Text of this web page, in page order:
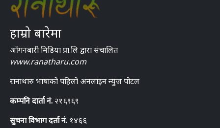
हाम्रो बारेमा
आँगनबारी मिडिया प्रा.लि द्वारा संचालित
www.ranatharu.com
रानाथारु भाषाको पहिलो अनलाइन न्युज पोटल
कम्पनि दार्ता नं. २१६९६९
सुचना विभाग दर्ता नं. १४६६